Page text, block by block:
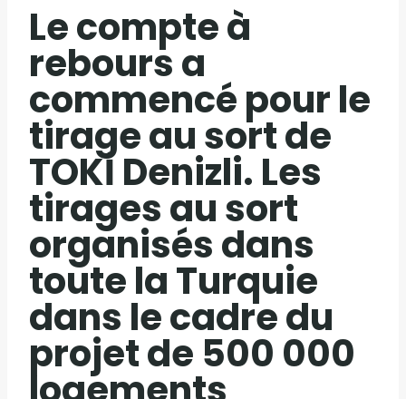
Le compte à
rebours a
commencé pour le
tirage au sort de
TOKİ Denizli. Les
tirages au sort
organisés dans
toute la Turquie
dans le cadre du
projet de 500 000